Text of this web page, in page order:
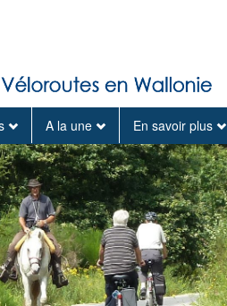
A la une En savoir plus